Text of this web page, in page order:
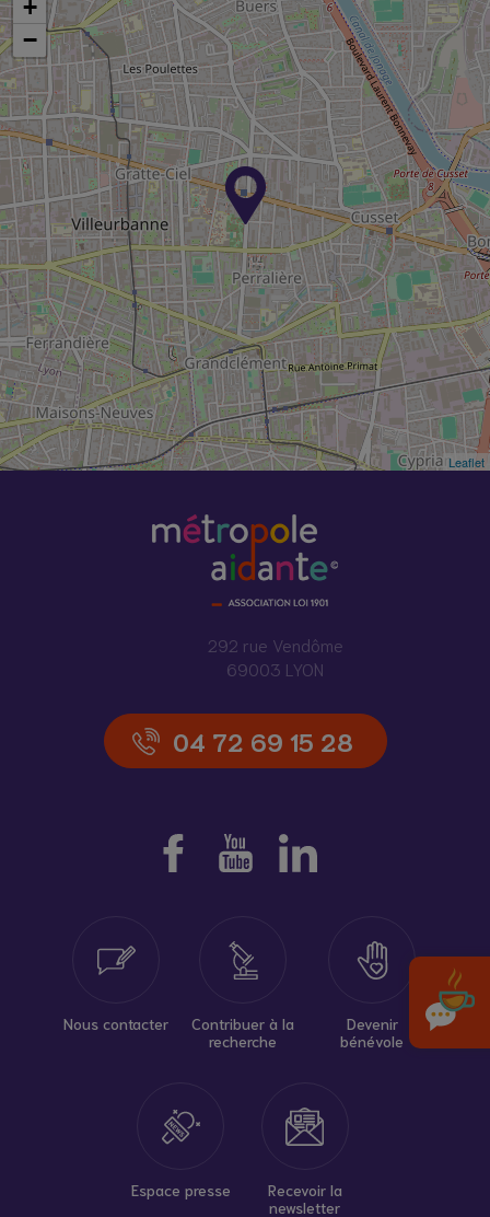
+
−
Leaflet
292 rue Vendôme
69003 LYON
04 72 69 15 28
Nous contacter
Contribuer à la
recherche
Devenir
bénévole
Espace presse
Recevoir la
newsletter